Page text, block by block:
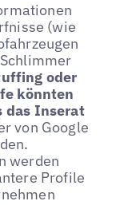
(wie
oder
könnten
das Inserat
von Google
werden
Profile